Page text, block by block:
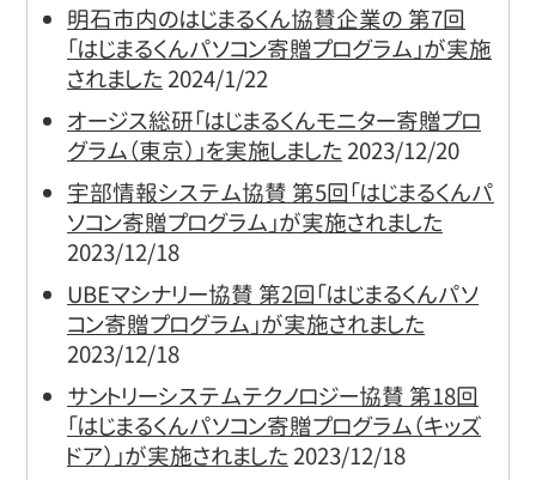
明石市内のはじまるくん協賛企業の 第7回
「はじまるくんパソコン寄贈プログラム」が実施
されました 2024/1/22
オージス総研「はじまるくんモニター寄贈プロ
グラム（東京）」を実施しました 2023/12/20
宇部情報システム協賛 第5回｢はじまるくんパ
ソコン寄贈プログラム｣が実施されました
2023/12/18
UBEマシナリー協賛 第2回｢はじまるくんパソ
コン寄贈プログラム｣が実施されました
2023/12/18
サントリーシステムテクノロジー協賛 第18回
「はじまるくんパソコン寄贈プログラム（キッズ
ドア）」が実施されました 2023/12/18